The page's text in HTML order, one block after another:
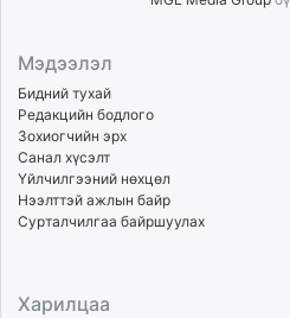
Мэдээлэл
Бидний тухай
Редакцийн бодлого
Зохиогчийн эрх
Санал хүсэлт
Үйлчилгээний нөхцөл
Нээлттэй ажлын байр
Сурталчилгаа байршуулах
Харилцаа